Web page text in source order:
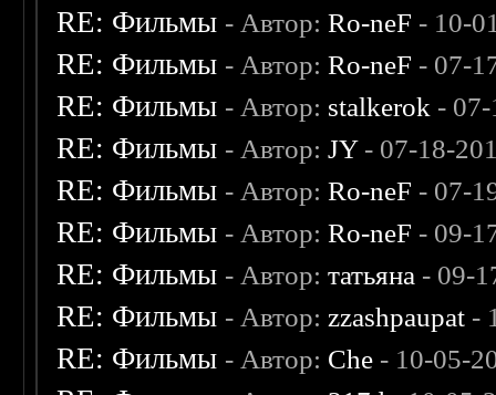
RE: Фильмы - Автор:Ro-neF - 10-
RE: Фильмы - Автор:Ro-neF - 07-
RE: Фильмы - Автор: stalkerok -
RE: Фильмы - Автор:JY- 07-18-
RE: Фильмы - Автор:Ro-neF - 07-
RE: Фильмы - Автор:Ro-neF - 09-
RE: Фильмы - Автор:татьяна - 09-
RE: Фильмы - Автор: zzashpaupat -
RE: Фильмы - Автор: Che - 10-05-